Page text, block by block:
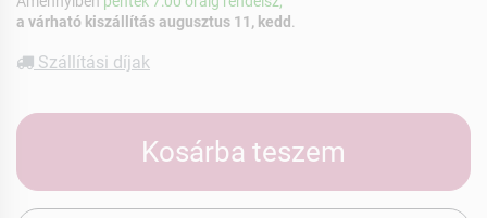
a várható kiszállítás augusztus 11, kedd
Szállítási díjak
Kosárba teszem